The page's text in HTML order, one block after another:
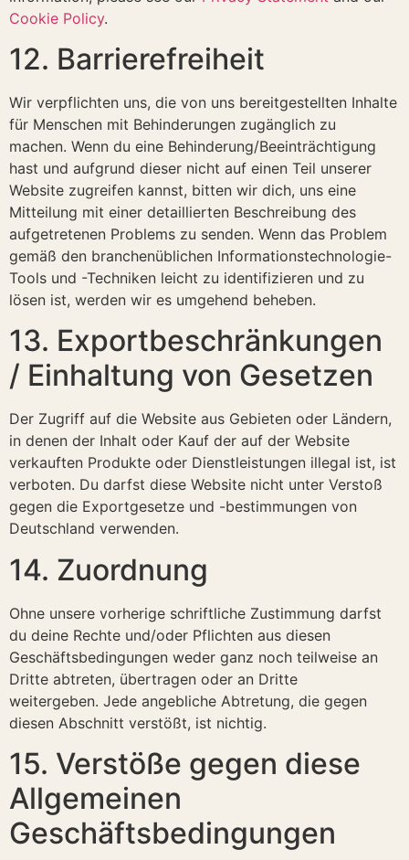
Cookie Policy.
12. Barrierefreiheit
Wir verpflichten uns, die von uns bereitgestellten Inhalte
für Menschen mit Behinderungen zugänglich zu
machen. Wenn du eine Behinderung/Beeinträchtigung
hast und aufgrund dieser nicht auf einen Teil unserer
Website zugreifen kannst, bitten wir dich, uns eine
Mitteilung mit einer detaillierten Beschreibung des
aufgetretenen Problems zu senden. Wenn das Problem
gemäß den branchenüblichen Informationstechnologie-
Tools und -Techniken leicht zu identifizieren und zu
lösen ist, werden wir es umgehend beheben.
13. Exportbeschränkungen
/ Einhaltung von Gesetzen
Der Zugriff auf die Website aus Gebieten oder Ländern,
in denen der Inhalt oder Kauf der auf der Website
verkauften Produkte oder Dienstleistungen illegal ist, ist
verboten. Du darfst diese Website nicht unter Verstoß
gegen die Exportgesetze und -bestimmungen von
Deutschland verwenden.
14. Zuordnung
Ohne unsere vorherige schriftliche Zustimmung darfst
du deine Rechte und/oder Pflichten aus diesen
Geschäftsbedingungen weder ganz noch teilweise an
Dritte abtreten, übertragen oder an Dritte
weitergeben. Jede angebliche Abtretung, die gegen
diesen Abschnitt verstößt, ist nichtig.
15. Verstöße gegen diese
Allgemeinen
Geschäftsbedingungen